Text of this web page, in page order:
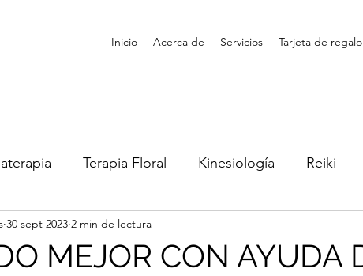
Inicio Acerca de Servicios Tarjeta de regalo
Terapia Floral Kinesiología Reiki
Fitocosmética
MEJOR CON AYUDA
30 sept 2023 2 min de lectura